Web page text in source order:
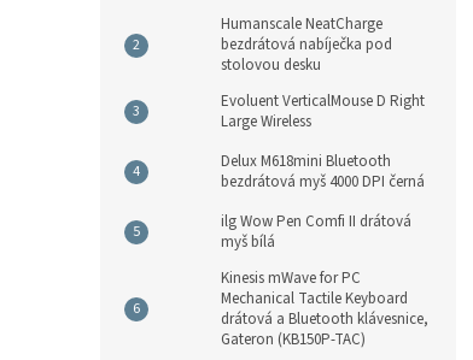
Humanscale NeatCharge
bezdrátová nabíječka pod
stolovou desku
Evoluent VerticalMouse D Right
Large Wireless
Delux M618mini Bluetooth
bezdrátová myš 4000 DPI černá
ilg Wow Pen Comfi II drátová
myš bílá
Kinesis mWave for PC
Mechanical Tactile Keyboard
drátová a Bluetooth klávesnice,
Gateron (KB150P-TAC)